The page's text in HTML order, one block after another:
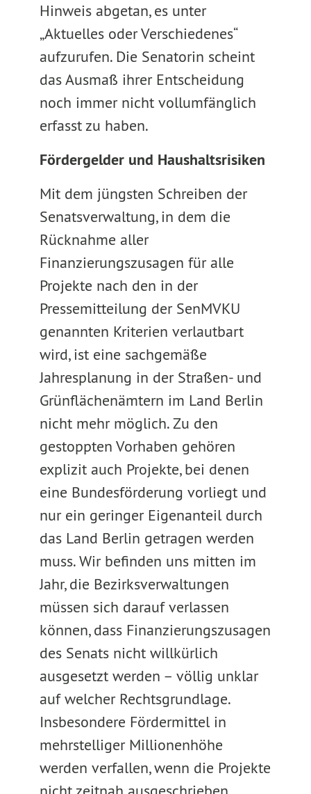
Hinweis abgetan, es unter
„Aktuelles oder Verschiedenes“
aufzurufen. Die Senatorin scheint
das Ausmaß ihrer Entscheidung
noch immer nicht vollumfänglich
erfasst zu haben.
Fördergelder und Haushaltsrisiken
Mit dem jüngsten Schreiben der
Senatsverwaltung, in dem die
Rücknahme aller
Finanzierungszusagen für alle
Projekte nach den in der
Pressemitteilung der SenMVKU
genannten Kriterien verlautbart
wird, ist eine sachgemäße
Jahresplanung in der Straßen- und
Grünflächenämtern im Land Berlin
nicht mehr möglich. Zu den
gestoppten Vorhaben gehören
explizit auch Projekte, bei denen
eine Bundesförderung vorliegt und
nur ein geringer Eigenanteil durch
das Land Berlin getragen werden
muss. Wir befinden uns mitten im
Jahr, die Bezirksverwaltungen
müssen sich darauf verlassen
können, dass Finanzierungszusagen
des Senats nicht willkürlich
ausgesetzt werden – völlig unklar
auf welcher Rechtsgrundlage.
Insbesondere Fördermittel in
mehrstelliger Millionenhöhe
werden verfallen, wenn die Projekte